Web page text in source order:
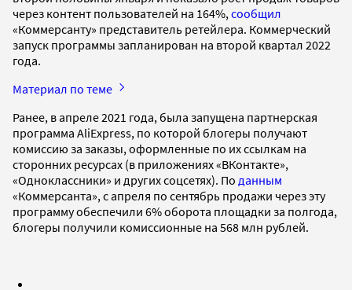
через контент пользователей на 164%, сообщил
«Коммерсанту» представитель ретейлера. Коммерческий
запуск программы запланирован на второй квартал 2022
года.
Материал по теме
Ранее, в апреле 2021 года, была запущена партнерская
программа AliExpress, по которой блогеры получают
комиссию за заказы, оформленные по их ссылкам на
сторонних ресурсах (в приложениях «ВКонтакте»,
«Одноклассники» и других соцсетях). По данным
«Коммерсанта», с апреля по сентябрь продажи через эту
программу обеспечили 6% оборота площадки за полгода,
блогеры получили комиссионные на 568 млн рублей.